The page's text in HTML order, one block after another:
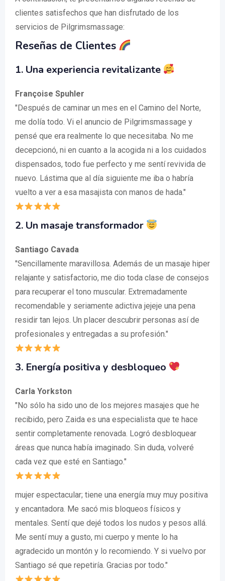
clientes satisfechos que han disfrutado de los
servicios de Pilgrimsmassage:
Reseñas de Clientes
1. Una experiencia revitalizante
Françoise Spuhler
"Después de caminar un mes en el Camino del Norte,
me dolía todo. Vi el anuncio de Pilgrimsmassage y
pensé que era realmente lo que necesitaba. No me
decepcionó, ni en cuanto a la acogida ni a los cuidados
dispensados, todo fue perfecto y me sentí revivida de
nuevo. Lástima que al día siguiente me iba o habría
vuelto a ver a esa masajista con manos de hada."
2. Un masaje transformador
Santiago Cavada
"Sencillamente maravillosa. Además de un masaje hiper
relajante y satisfactorio, me dio toda clase de consejos
para recuperar el tono muscular. Extremadamente
recomendable y seriamente adictiva jejeje una pena
residir tan lejos. Un placer descubrir personas así de
profesionales y entregadas a su profesión."
3. Energía positiva y desbloqueo
Carla Yorkston
"No sólo ha sido uno de los mejores masajes que he
recibido, pero Zaida es una especialista que te hace
sentir completamente renovada. Logró desbloquear
áreas que nunca había imaginado. Sin duda, volveré
cada vez que esté en Santiago."
mujer espectacular; tiene una energía muy muy positiva
y encantadora. Me sacó mis bloqueos físicos y
mentales. Sentí que dejé todos los nudos y pesos allá.
Me sentí muy a gusto, mi cuerpo y mente lo ha
agradecido un montón y lo recomiendo. Y si vuelvo por
Santiago sé que repetiría. Gracias por todo."